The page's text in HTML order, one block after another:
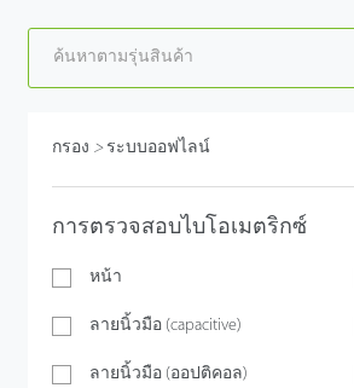
กรอง > ระบบออฟไลน์
การตรวจสอบไบโอเมตริกซ์
หน้า
ลายนิ้วมือ (capacitive)
ลายนิ้วมือ (ออปติคอล)